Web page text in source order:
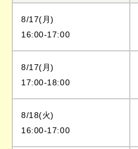
8/17(月)
16:00-17:00
8/17(月)
17:00-18:00
8/18(火)
16:00-17:00